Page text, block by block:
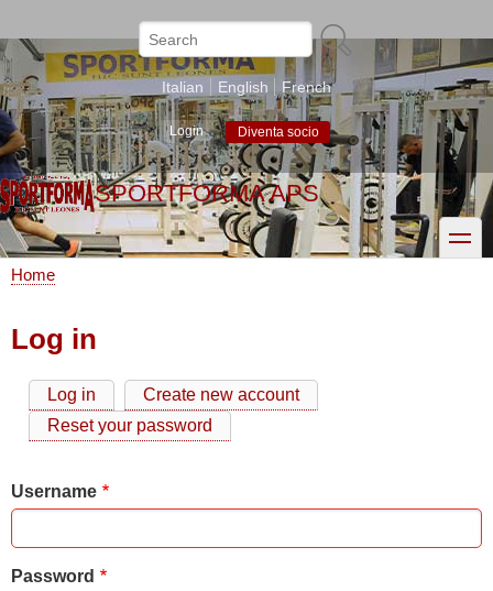
main
content
Search
Italian English French
Login Diventa socio
SPORTFORMA APS
toggle
Home
Log in
Primary
tabs
Log in
Create new account
Reset your password
Username
Password